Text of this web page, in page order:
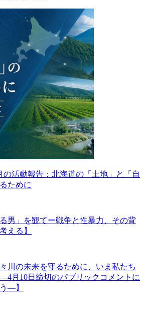
の活動報告：北海道の「土地」と「自
ために
男」を観てー戦争と性暴力、その背
える】
川の未来を守るために、いま私たち
月10日締切のパブリックコメントに
―】